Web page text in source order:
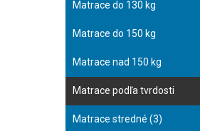
Matrace do 130 kg
Matrace do 150 kg
Matrace nad 150 kg
Matrace podľa tvrdosti
Matrace stredné (3)